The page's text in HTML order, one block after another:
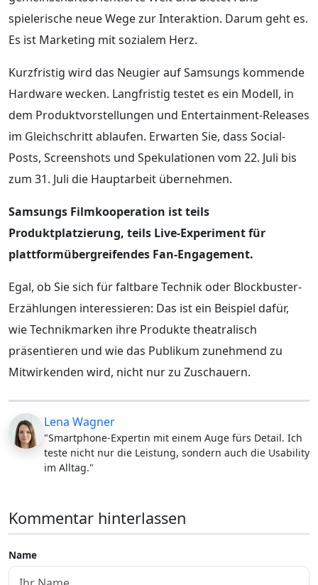
spielerische neue Wege zur Interaktion. Darum geht es.
Es ist Marketing mit sozialem Herz.
Kurzfristig wird das Neugier auf Samsungs kommende
Hardware wecken. Langfristig testet es ein Modell, in
dem Produktvorstellungen und Entertainment-Releases
im Gleichschritt ablaufen. Erwarten Sie, dass Social-
Posts, Screenshots und Spekulationen vom 22. Juli bis
zum 31. Juli die Hauptarbeit übernehmen.
Samsungs Filmkooperation ist teils
Produktplatzierung, teils Live-Experiment für
plattformübergreifendes Fan-Engagement.
Egal, ob Sie sich für faltbare Technik oder Blockbuster-
Erzählungen interessieren: Das ist ein Beispiel dafür,
wie Technikmarken ihre Produkte theatralisch
präsentieren und wie das Publikum zunehmend zu
Mitwirkenden wird, nicht nur zu Zuschauern.
Lena Wagner
"Smartphone-Expertin mit einem Auge fürs Detail. Ich
teste nicht nur die Leistung, sondern auch die Usability
im Alltag."
Kommentar hinterlassen
Name